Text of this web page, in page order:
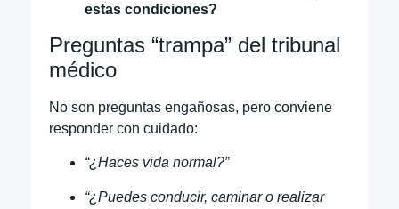
estas condiciones?
Preguntas “trampa” del tribunal
médico
No son preguntas engañosas, pero conviene
responder con cuidado:
“¿Haces vida normal?”
“¿Puedes conducir, caminar o realizar